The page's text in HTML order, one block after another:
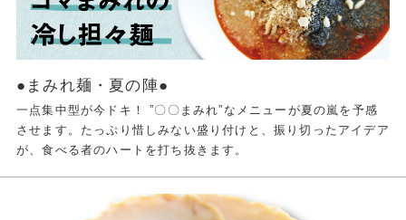
●まみれ麺・夏の陣●
一点集中型が今ドキ！ ”〇〇まみれ”なメニューが夏の嵐を予感
させます。たっぷり惜しみない盛り付けと、振り切ったアイデア
が、食べる者のハートを打ち抜きます。